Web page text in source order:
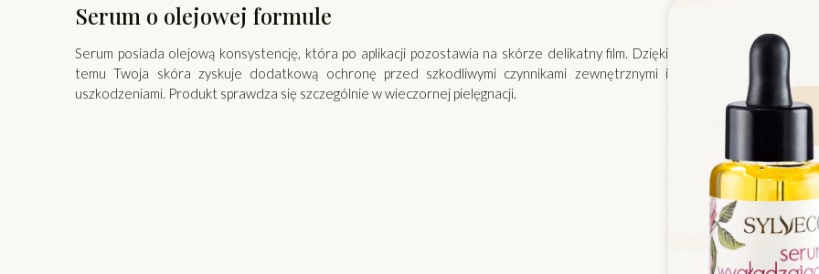
Serum o olejowej formule
Serum posiada olejową konsystencję, która po aplikacji pozostawia na skórze delikatny film. Dzięki
temu Twoja skóra zyskuje dodatkową ochronę przed szkodliwymi czynnikami zewnętrznymi i
uszkodzeniami. Produkt sprawdza się szczególnie w wieczornej pielęgnacji.